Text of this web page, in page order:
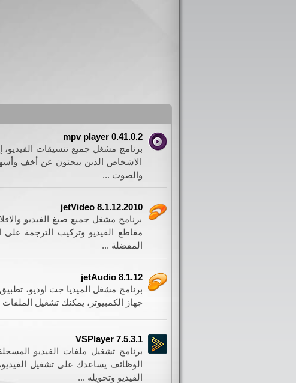
mpv player 0.41.0.2
برنامج مشغل جميع تنسيقات
الاشخاص الذين يبحثون عن أخف
والصوت ...
jetVideo 8.1.12.2010
برنامج مشغل جميع صيغ الفيديو
مقاطع الفيديو وتركيب الترجمة على
المفضلة ...
jetAudio 8.1.12
برنامج مشغل الميديا جت اوديو،
جهاز الكمبيوتر، يمكنك تشغيل
VSPlayer 7.5.3.1
برنامج تشغيل ملفات الفيديو
الفيديو وتحويله ...